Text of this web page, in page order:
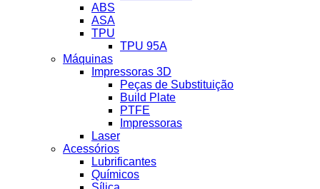
ABS
ASA
TPU
TPU 95A
Máquinas
Impressoras 3D
Peças de Substituição
Build Plate
PTFE
Impressoras
Laser
Acessórios
Lubrificantes
Químicos